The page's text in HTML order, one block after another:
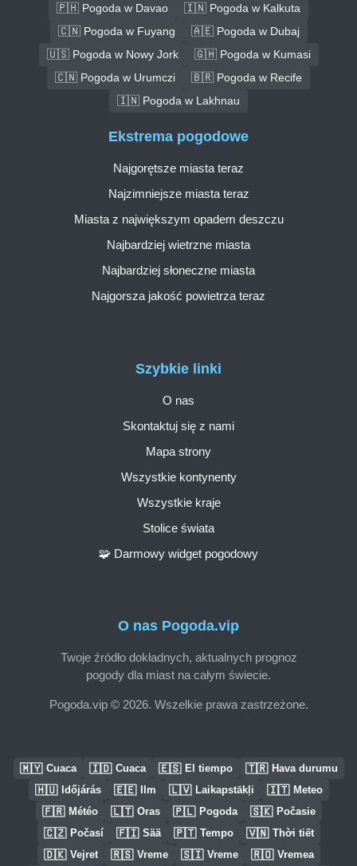
🇵🇭 Pogoda w Davao
🇮🇳 Pogoda w Kalkuta
🇨🇳 Pogoda w Fuyang
🇦🇪 Pogoda w Dubaj
🇺🇸 Pogoda w Nowy Jork
🇬🇭 Pogoda w Kumasi
🇨🇳 Pogoda w Urumczi
🇧🇷 Pogoda w Recife
🇮🇳 Pogoda w Lakhnau
O nas Pogoda.vip
Twoje źródło dokładnych, aktualnych prognoz
pogody dla miast na całym świecie.
Pogoda.vip © 2026. Wszelkie prawa zastrzeżone.
Szybkie linki
O nas
Skontaktuj się z nami
Mapa strony
Wszystkie kontynenty
Wszystkie kraje
Stolice świata
🧩 Darmowy widget pogodowy
Ekstrema pogodowe
Najgorętsze miasta teraz
Najzimniejsze miasta teraz
Miasta z największym opadem deszczu
Najbardziej wietrzne miasta
Najbardziej słoneczne miasta
Najgorsza jakość powietrza teraz
🇲🇾 Cuaca 🇮🇩 Cuaca 🇪🇸 El tiempo 🇹🇷 Hava durumu
🇭🇺 Időjárás 🇪🇪 Ilm 🇱🇻 Laikapstākļi 🇮🇹 Meteo
🇫🇷 Météo 🇱🇹 Oras 🇵🇱 Pogoda 🇸🇰 Počasie
🇨🇿 Počasí 🇫🇮 Sää 🇵🇹 Tempo 🇻🇳 Thời tiết
🇩🇰 Vejret 🇷🇸 Vreme 🇸🇮 Vreme 🇷🇴 Vremea